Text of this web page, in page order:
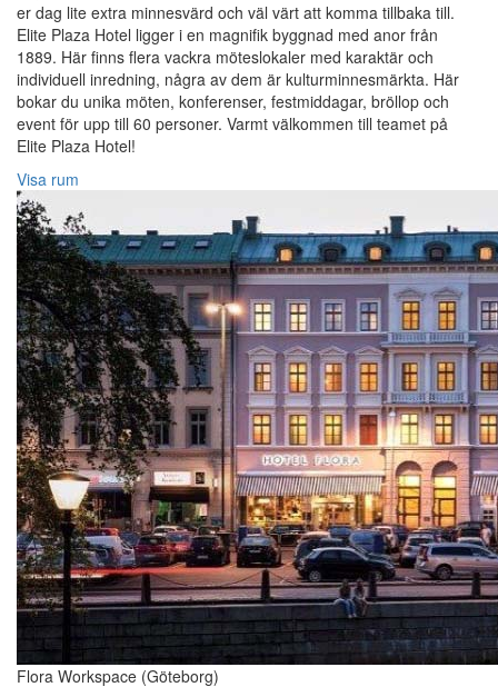
er dag lite extra minnesvärd och väl värt att komma tillbaka till.
Elite Plaza Hotel ligger i en magnifik byggnad med anor från
1889. Här finns flera vackra möteslokaler med karaktär och
individuell inredning, några av dem är kulturminnesmärkta. Här
bokar du unika möten, konferenser, festmiddagar, bröllop och
event för upp till 60 personer. Varmt välkommen till teamet på
Elite Plaza Hotel!‎
Visa rum
Flora Workspace (Göteborg)